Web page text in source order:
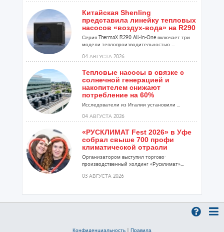
Китайская Shenling
представила линейку тепловых
насосов «воздух-вода» на R290
Серия ThermaX R290 All-In-One включает три
модели теплопроизводительностью ...
04 АВГУСТА 2026
Тепловые насосы в связке с
солнечной генерацией и
накопителем снижают
потребление на 60%
Исследователи из Италии установили ...
04 АВГУСТА 2026
«РУСКЛИМАТ Fest 2026» в Уфе
собрал свыше 700 профи
климатической отрасли
Организатором выступил торгово-
производственный холдинг «Русклимат»...
03 АВГУСТА 2026
Конфиденциальность | Правила